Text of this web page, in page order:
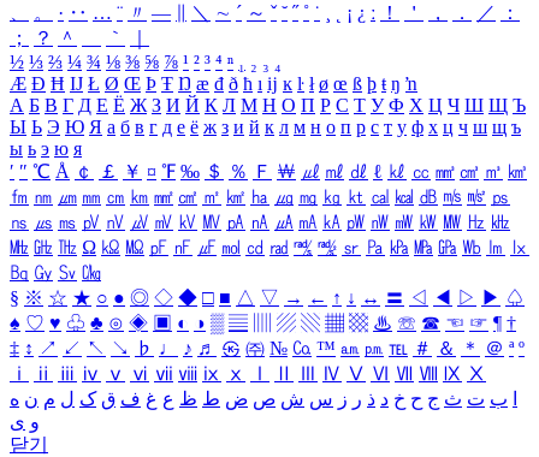
、
。 · ‥ … ¨ 〃 ― ＼ ∼ ´ ～ ˇ ˘ ˝ ˚ ˙ ¸ ¡ ¿ ː ！ ＇ ， ． ／
：
；
？ ＾ ｀
½ ⅓ ⅔ ¼ ¾ ⅛ ⅜ ⅝ ⅞ ¹ ² ³ ⁴ ⁿ ₁ ₂ ₃ ₄
Æ Ð Ħ Ĳ Ł Ø Œ Þ Ŧ Ŋ æ đ ð ħ ı ĳ ĸ ŀ ł ø œ ß þ ŧ ŋ ŉ
А Б В Г Д Е Ё Ж З И Й К Л М Н О П Р С Т У Ф Х Ц Ч Ш Щ Ъ
Ы Ь Э Ю Я а б в г д е ё ж з и й к л м н о п р с т у ф х ц ч ш щ ъ
ы ь э ю я
′ ″ ℃ Å ￠ ￡ ￥ ¤ ℉ ‰ ＄ ％ Ｆ ￦ ㎕ ㎖ ㎗ ℓ ㎘ ㏄ ㎣ ㎤ ㎥ ㎦
㎙ ㎚ ㎛ ㎜ ㎝ ㎞ ㎟ ㎠ ㎡ ㎢ ㏊ ㎍ ㎎ ㎏ ㏏ ㎈ ㎉ ㏈ ㎧ ㎨ ㎰
㎱ ㎲ ㎳ ㎴ ㎵ ㎶ ㎷ ㎸ ㎹ ㎀ ㎁ ㎂ ㎃ ㎄ ㎺ ㎻ ㎽ ㎾ ㎿ ㎐ ㎑
㎒ ㎓ ㎔ Ω ㏀ ㏁ ㎊ ㎋ ㎌ ㏖ ㏅ ㎭ ㎮ ㎯ ㏛ ㎩ ㎪ ㎫ ㎬ ㏝ ㏐
㏓
㏃ ㏉ ㏜ ㏆
§ ※ ☆ ★ ○ ● ◎ ◇ ◆ □ ■ △ ▽ → ← ↑ ↓ ↔ 〓 ◁ ◀ ▷ ▶ ♤
♠ ♡ ♥ ♧ ♣ ⊙ ◈ ▣ ◐ ◑ ▒ ▤ ▨ ▧ ▦ ▩ ♨ ☏ ☎ ☜ ☞ ¶ †
‡ ↕ ↗ ↙ ↖ ↘ ♭ ♩ ♪ ♬ ㉿ ㈜ № ㏇ ™ ㏂ ㏘ ℡ ＃ ＆ ＊ ＠ ª º
ⅰ
ⅱ ⅲ ⅳ ⅴ ⅵ ⅶ ⅷ ⅸ ⅹ Ⅳ Ⅴ Ⅵ Ⅶ Ⅷ Ⅸ Ⅹ
ب ت ث ج ح خ د ذ ر ز س ش ص ض ط ظ ع غ ف ق ک ل م ن ه
و ی
닫기